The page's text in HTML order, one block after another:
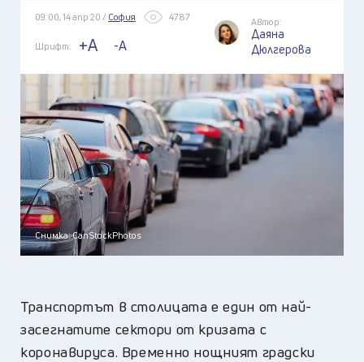
09:00, 14 апр 20 / София 4787
Шрифт: +A -A
Автор:
Даяна
Дюлгерова
Снимка: CanStockPhotos
Транспортът в столицата е един от най-
засегнатите сектори от кризата с
коронавируса. Временно нощният градски